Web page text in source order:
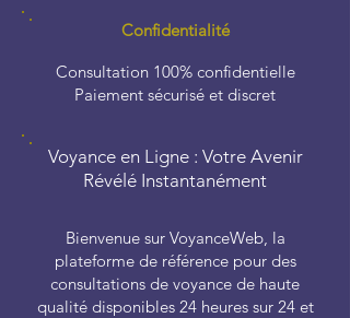
Confidentialité
Consultation 100% confidentielle
Paiement sécurisé et discret
Voyance en Ligne : Votre Avenir
Révélé Instantanément
Bienvenue sur VoyanceWeb, la
plateforme de référence pour des
consultations de voyance de haute
qualité disponibles 24 heures sur 24 et